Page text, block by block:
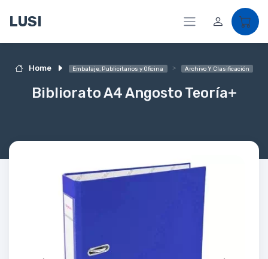
LUSI
Home Embalaje, Publicitarios y Oficina Archivo Y Clasificación
Bibliorato A4 Angosto Teoría+